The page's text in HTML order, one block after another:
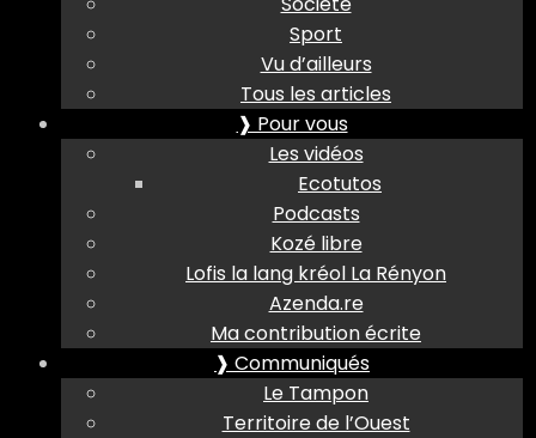
Sport
Vu d’ailleurs
Tous les articles
❱ Pour vous
Les vidéos
Ecotutos
Podcasts
Kozé libre
Lofis la lang kréol La Rényon
Azenda.re
Ma contribution écrite
❱ Communiqués
Le Tampon
Territoire de l’Ouest